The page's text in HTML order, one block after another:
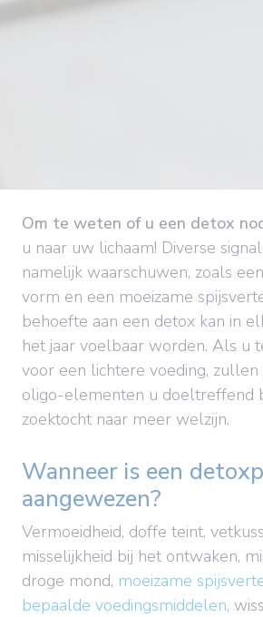
Om te weten of u een detox
u naar uw lichaam! Diverse
namelijk waarschuwen, zoals
vorm en een moeizame
behoefte aan een detox kan in
het jaar voelbaar worden. Als u
voor een lichtere voeding,
oligo-elementen u doeltreffend
zoektocht naar meer welzijn.
Wanneer is een
aangewezen?
Vermoeidheid, doffe teint,
misselijkheid bij het ontwaken,
droge mond, moeizame
bepaalde voedingsmiddelen,